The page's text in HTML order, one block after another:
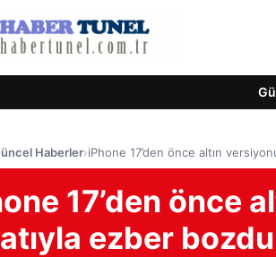
Haberler›iPhone 17’den önce altın
17’den önce
ezber